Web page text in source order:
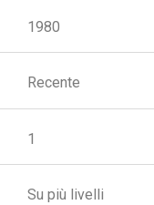
1980
Recente
1
Su più livelli